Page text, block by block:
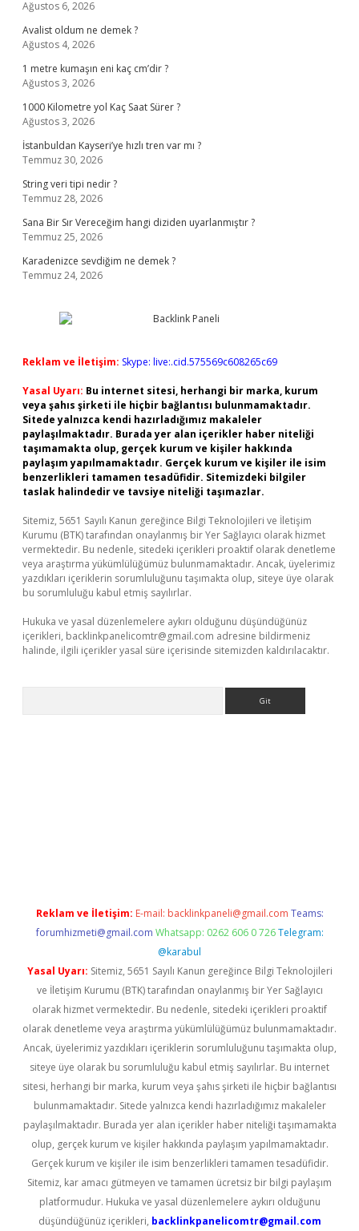
Ağustos 6, 2026
Avalist oldum ne demek ?
Ağustos 4, 2026
1 metre kumaşın eni kaç cm’dir ?
Ağustos 3, 2026
1000 Kilometre yol Kaç Saat Sürer ?
Ağustos 3, 2026
İstanbuldan Kayseri’ye hızlı tren var mı ?
Temmuz 30, 2026
String veri tipi nedir ?
Temmuz 28, 2026
Sana Bir Sır Vereceğim hangi diziden uyarlanmıştır ?
Temmuz 25, 2026
Karadenizce sevdiğim ne demek ?
Temmuz 24, 2026
Reklam ve İletişim: Skype: live:.cid.575569c608265c69
Yasal Uyarı: Bu internet sitesi, herhangi bir marka, kurum
veya şahıs şirketi ile hiçbir bağlantısı bulunmamaktadır.
Sitede yalnızca kendi hazırladığımız makaleler
paylaşılmaktadır. Burada yer alan içerikler haber niteliği
taşımamakta olup, gerçek kurum ve kişiler hakkında
paylaşım yapılmamaktadır. Gerçek kurum ve kişiler ile isim
benzerlikleri tamamen tesadüfidir. Sitemizdeki bilgiler
taslak halindedir ve tavsiye niteliği taşımazlar.
Sitemiz, 5651 Sayılı Kanun gereğince Bilgi Teknolojileri ve İletişim
Kurumu (BTK) tarafından onaylanmış bir Yer Sağlayıcı olarak hizmet
vermektedir. Bu nedenle, sitedeki içerikleri proaktif olarak denetleme
veya araştırma yükümlülüğümüz bulunmamaktadır. Ancak, üyelerimiz
yazdıkları içeriklerin sorumluluğunu taşımakta olup, siteye üye olarak
bu sorumluluğu kabul etmiş sayılırlar.
Hukuka ve yasal düzenlemelere aykırı olduğunu düşündüğünüz
içerikleri, backlinkpanelicomtr@gmail.com adresine bildirmeniz
halinde, ilgili içerikler yasal süre içerisinde sitemizden kaldırılacaktır.
Reklam ve İletişim: E-mail: backlinkpaneli@gmail.com Teams:
forumhizmeti@gmail.com Whatsapp: 0262 606 0 726 Telegram:
@karabul
Yasal Uyarı: Sitemiz, 5651 Sayılı Kanun gereğince Bilgi Teknolojileri
ve İletişim Kurumu (BTK) tarafından onaylanmış bir Yer Sağlayıcı
olarak hizmet vermektedir. Bu nedenle, sitedeki içerikleri proaktif
olarak denetleme veya araştırma yükümlülüğümüz bulunmamaktadır.
Ancak, üyelerimiz yazdıkları içeriklerin sorumluluğunu taşımakta olup,
siteye üye olarak bu sorumluluğu kabul etmiş sayılırlar. Bu internet
sitesi, herhangi bir marka, kurum veya şahıs şirketi ile hiçbir bağlantısı
bulunmamaktadır. Sitede yalnızca kendi hazırladığımız makaleler
paylaşılmaktadır. Burada yer alan içerikler haber niteliği taşımamakta
olup, gerçek kurum ve kişiler hakkında paylaşım yapılmamaktadır.
Gerçek kurum ve kişiler ile isim benzerlikleri tamamen tesadüfidir.
Sitemiz, kar amacı gütmeyen ve tamamen ücretsiz bir bilgi paylaşım
platformudur. Hukuka ve yasal düzenlemelere aykırı olduğunu
düşündüğünüz içerikleri, backlinkpanelicomtr@gmail.com